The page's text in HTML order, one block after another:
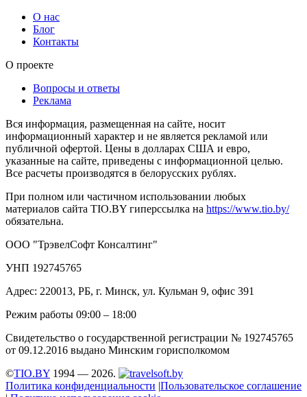
О нас
Блог
Контакты
О проекте
Вопросы и ответы
Реклама
Вся информация, размещенная на сайте, носит
информационный характер и не является рекламой или
публичной офертой. Цены в долларах США и евро,
указанные на сайте, приведены с информационной целью.
Все расчеты производятся в белорусских рублях.
При полном или частичном использовании любых
материалов сайта TIO.BY гиперссылка на https://www.tio.by/
обязательна.
ООО "ТрэвелСофт Консалтинг"
УНП 192745765
Адрес: 220013, РБ, г. Минск, ул. Кульман 9, офис 391
Режим работы 09:00 – 18:00
Свидетельство о государственной регистрации № 192745765
от 09.12.2016 выдано Минским горисполкомом
©TIO.BY 1994 — 2026.
Политика конфиденциальности |Пользовательское соглашение